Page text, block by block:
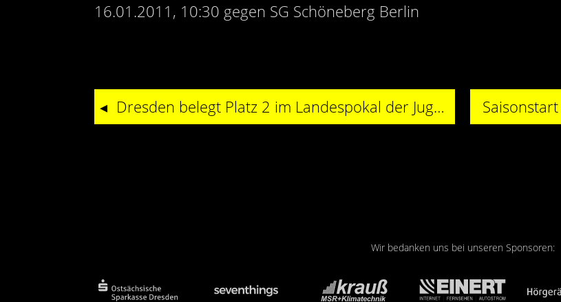
16.01.2011, 10:30 gegen SG Schöneberg Berlin
Dresden belegt Platz 2 im Landespokal der Jugend E
Wir bedanken uns bei unseren Sponsoren: